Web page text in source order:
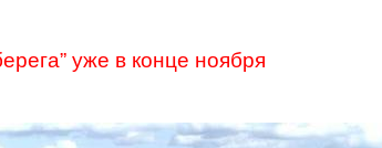
уже в конце ноября